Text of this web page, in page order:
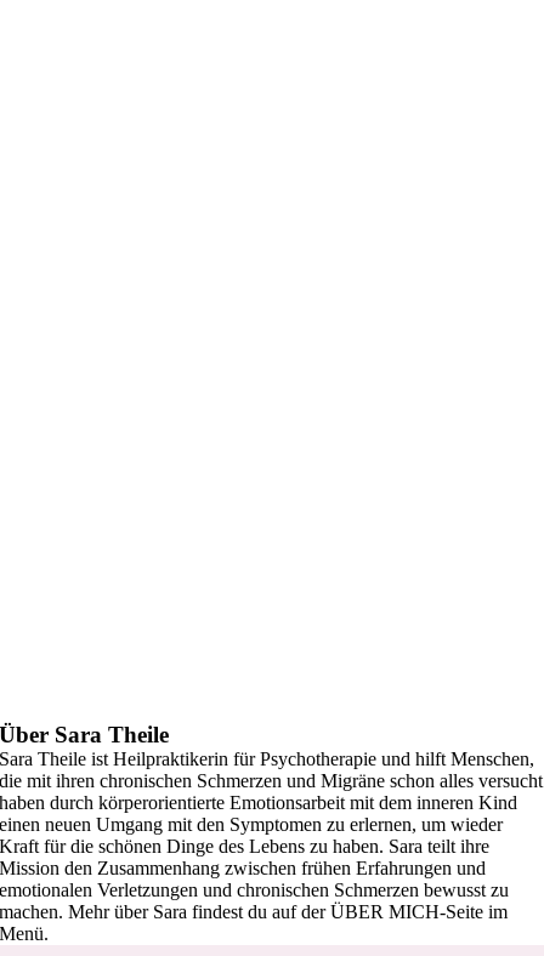
Über Sara Theile
Sara Theile ist Heilpraktikerin für Psychotherapie und hilft Menschen,
die mit ihren chronischen Schmerzen und Migräne schon alles versucht
haben durch körperorientierte Emotionsarbeit mit dem inneren Kind
einen neuen Umgang mit den Symptomen zu erlernen, um wieder
Kraft für die schönen Dinge des Lebens zu haben. Sara teilt ihre
Mission den Zusammenhang zwischen frühen Erfahrungen und
emotionalen Verletzungen und chronischen Schmerzen bewusst zu
machen. Mehr über Sara findest du auf der ÜBER MICH-Seite im
Menü.